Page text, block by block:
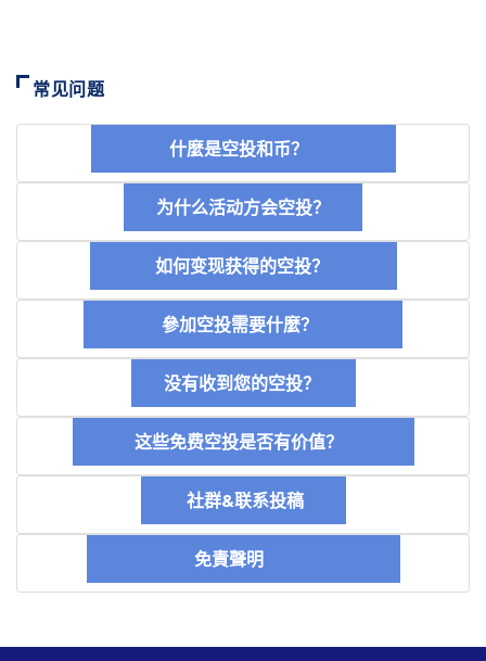
常见问题
什麼是空投和币？
为什么活动方会空投？
如何变现获得的空投？
參加空投需要什麼？
没有收到您的空投？
这些免费空投是否有价值？
社群&联系投稿
免責聲明